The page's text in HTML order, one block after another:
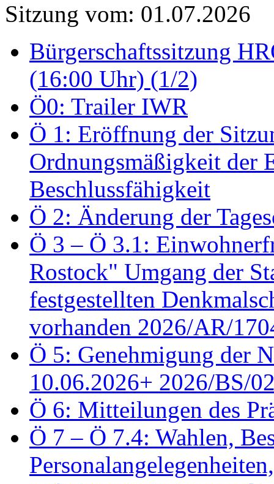
Sitzung vom: 01.07.2026
Bürgerschaftssitzung
(16:00 Uhr) (1/2)
Ö0: Trailer IWR
Ö 1: Eröffnung der
Ordnungsmäßigkeit der
Beschlussfähigkeit
Ö 2: Änderung der
Ö 3 – Ö 3.1:
Rostock" Umgang der
festgestellten
vorhanden 2026/AR/
Ö 5: Genehmigung der
10.06.2026+ 2026/BS/
Ö 6: Mitteilungen des
Ö 7 – Ö 7.4: Wahlen,